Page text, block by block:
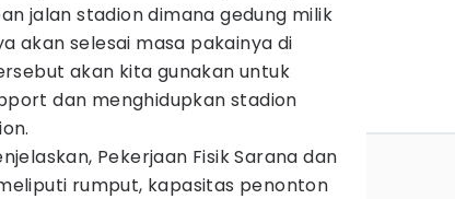
jalan stadion dimana gedung milik
akan selesai masa pakainya di
akan kita gunakan untuk
dan menghidupkan stadion
Pekerjaan Fisik Sarana dan
rumput, kapasitas penonton